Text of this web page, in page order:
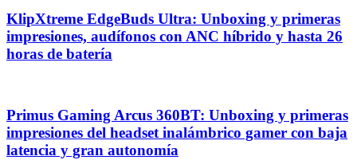
KlipXtreme EdgeBuds Ultra: Unboxing y primeras
impresiones, audífonos con ANC híbrido y hasta 26
horas de batería
Primus Gaming Arcus 360BT: Unboxing y primeras
impresiones del headset inalámbrico gamer con baja
latencia y gran autonomía